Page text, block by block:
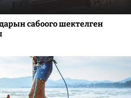
сабоого шектелген